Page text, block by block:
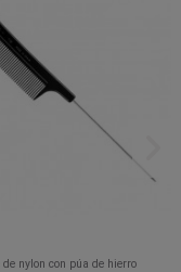
de nylon con púa de hierro